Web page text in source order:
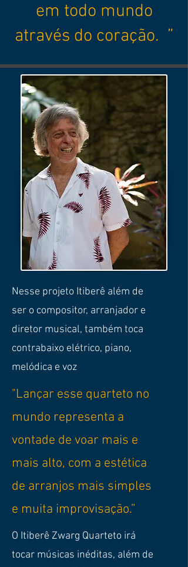
em todo mundo
através do coração. ”
Nesse projeto Itiberê além de
ser o compositor, arranjador e
diretor musical, também toca
contrabaixo elétrico, piano,
melódica e voz
"Lançar esse quarteto no
mundo representa a
vontade de voar mais e
mais alto, com a estética
de arranjos mais simples
e muita improvisação.”
O Itiberê Zwarg Quarteto irá
tocar músicas inéditas, além de